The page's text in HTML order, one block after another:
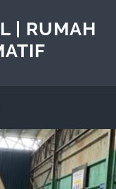
| RUMAH